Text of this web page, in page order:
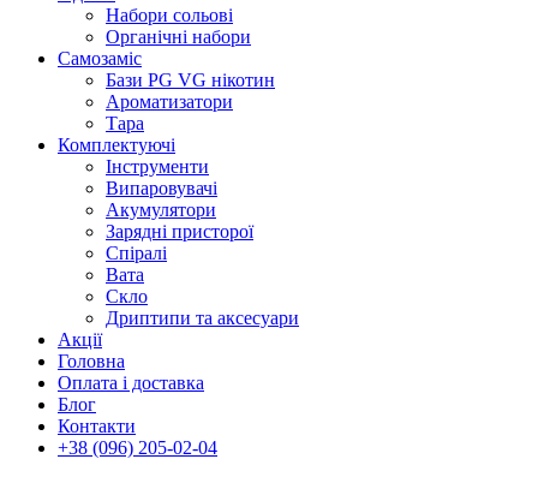
Набори сольові
Органічні набори
Самозаміс
Бази PG VG нікотин
Ароматизатори
Тара
Комплектуючі
Інструменти
Випаровувачі
Акумулятори
Зарядні присторої
Спіралі
Вата
Скло
Дриптипи та аксесуари
Акції
Головна
Оплата і доставка
Блог
Контакти
+38 (096) 205-02-04